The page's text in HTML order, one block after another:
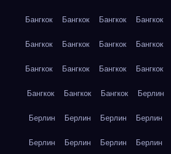
Бангкок Бангкок Бангкок Бангкок
Бангкок Бангкок Бангкок Бангкок
Бангкок Бангкок Бангкок Бангкок
Бангкок Бангкок Бангкок Берлин
Берлин Берлин Берлин Берлин
Берлин Берлин Берлин Берлин